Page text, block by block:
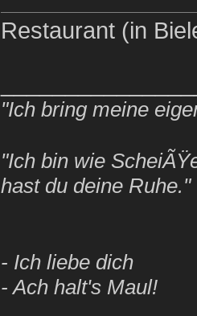
Restaurant (in
"Ich bring meine
"Ich bin wie
hast du deine
- Ich liebe dich
- Ach halt's Maul!